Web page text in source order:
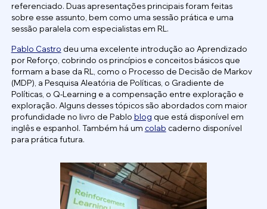
referenciado. Duas apresentações principais foram feitas
sobre esse assunto, bem como uma sessão prática e uma
sessão paralela com especialistas em RL.
Pablo Castro deu uma excelente introdução ao Aprendizado
por Reforço, cobrindo os princípios e conceitos básicos que
formam a base da RL, como o Processo de Decisão de Markov
(MDP), a Pesquisa Aleatória de Políticas, o Gradiente de
Políticas, o Q-Learning e a compensação entre exploração e
exploração. Alguns desses tópicos são abordados com maior
profundidade no livro de Pablo blog que está disponível em
inglês e espanhol. Também há um colab caderno disponível
para prática futura.